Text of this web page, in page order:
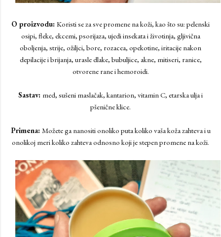
O proizvodu: Koristi se za sve promene na koži, kao što su: pelenski
osipi, fleke, ekcemi, psorijaza, ujedi insekata i životinja, gljivična
oboljenja, strije, ožiljci, bore, rozacea, opekotine, iritacije nakon
depilacije i brijanja, urasle dlake, bubuljice, akne, mitiseri, ranice,
otvorene rane i hemoroidi.
Sastav: med, sušeni maslačak, kantarion, vitamin C, etarska ulja i
pšenične klice.
Primena: Možete ga nanositi onoliko puta koliko vaša koža zahteva i u
onolikoj meri koliko zahteva odnosno koji je stepen promene na koži.